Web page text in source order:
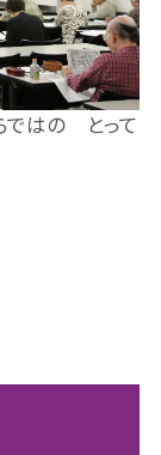
の とって